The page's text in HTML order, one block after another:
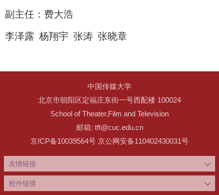
副主任：费大浩
李泽露 杨翔宇 张涛 张晓章
中国传媒大学
北京市朝阳区定福庄东街一号西配楼 100024
School of Theater,Film and Television
邮箱: tft@cuc.edu.cn
京ICP备10039564号 京公网安备110402430031号
友情链接
校外链接